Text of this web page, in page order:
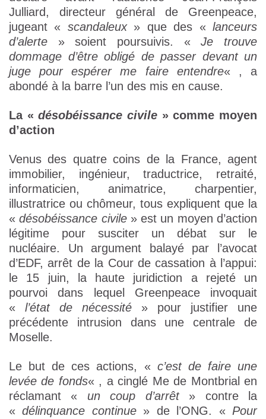
Julliard, directeur général de Greenpeace,
jugeant « scandaleux» que des «lanceurs
d’alerte » soient poursuivis. «Je trouve
dommage d’être obligé de passer devant un
juge pour espérer me faire entendre« , a
abondé à la barre l’un des mis en cause.
La «désobéissance civile » comme moyen
d’action
Venus des quatre coins de la France, agent
immobilier, ingénieur, traductrice, retraité,
informaticien, animatrice, charpentier,
illustratrice ou chômeur, tous expliquent que la
«désobéissance civile» est un moyen d’action
légitime pour susciter un débat sur le
nucléaire. Un argument balayé par l’avocat
d’EDF, arrêt de la Cour de cassation à l’appui:
le 15 juin, la haute juridiction a rejeté un
pourvoi dans lequel Greenpeace invoquait
« l’état de nécessité » pour justifier une
précédente intrusion dans une centrale de
Moselle.
Le but de ces actions, « c’est de faire une
levée de fonds« , a cinglé Me de Montbrial en
réclamant « un coup d’arrêt» contre la
«délinquance continue» de l’ONG. « Pour